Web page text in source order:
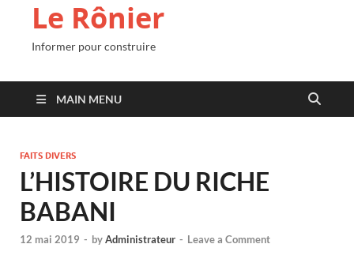
Le Rônier
Informer pour construire
MAIN MENU
FAITS DIVERS
L’HISTOIRE DU RICHE
BABANI
12 mai 2019 - byAdministrateur - Leave a Comment